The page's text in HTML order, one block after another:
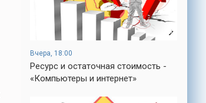
Вчера, 18:00
Ресурс и остаточная стоимость -
«Компьютеры и интернет»